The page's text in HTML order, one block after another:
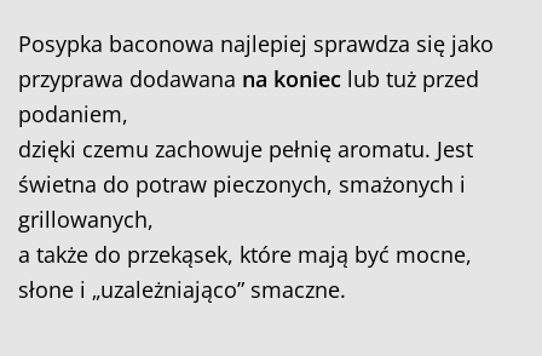
Posypka baconowa najlepiej sprawdza się jako
przyprawa dodawana na koniec lub tuż przed
podaniem,
dzięki czemu zachowuje pełnię aromatu. Jest
świetna do potraw pieczonych, smażonych i
grillowanych,
a także do przekąsek, które mają być mocne,
słone i „uzależniająco” smaczne.